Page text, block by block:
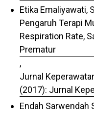
Etika Emaliyawati,
Pengaruh Terapi
Respiration Rate,
Prematur
,
Jurnal
(2017): Jurnal
Endah Sarwendah